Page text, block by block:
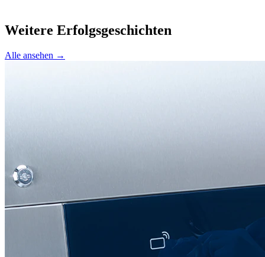
Weitere Erfolgsgeschichten
Alle ansehen →